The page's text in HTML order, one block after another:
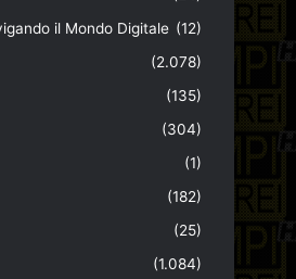
il Mondo Digitale (12)
(2.078)
(135)
(304)
(1)
(182)
(25)
(1.084)